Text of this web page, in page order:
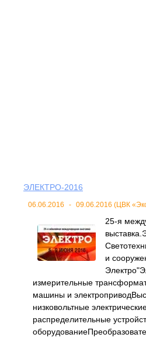
ЭЛЕКТРО-2016
06.06.2016 - 09.06.2016 (ЦВК
25-я
и
измерительные
машины и
низковольтные
распределительные